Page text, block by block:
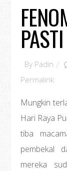
By Padin
Permalink
Mungkin
Hari Raya
tiba
pembekal
mereka